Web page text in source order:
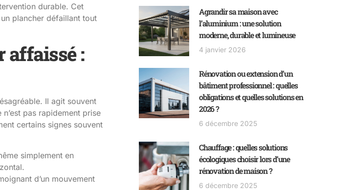
durable. Cet
plancher défaillant tout
affaissé :
Il agit souvent
pas rapidement prise
certains signes souvent
simplement en
d’un mouvement
Agrandir sa maison avec
l’aluminium : une solution
moderne, durable et lumineuse
4 janvier 2026
Rénovation ou extension d’un
bâtiment professionnel : quelles
obligations et quelles solutions en
2026 ?
6 décembre 2025
Chauffage : quelles solutions
écologiques choisir lors d’une
rénovation de maison ?
6 décembre 2025